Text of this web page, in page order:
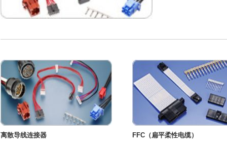
离散导线连接器 FFC（扁平柔性电缆）